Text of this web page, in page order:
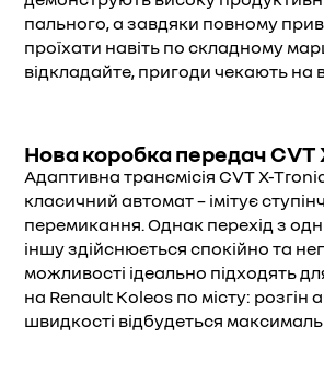
пального, а завдяки повному
проїхати навіть по складному
відкладайте, пригоди чекають на
Нова коробка передач CVT
Адаптивна трансмісія CVT X-
класичний автомат – імітує
перемикання. Однак перехід з
іншу здійснюється спокійно та
можливості ідеально підходять
на Renault Koleos по місту: розгін
швидкості відбудеться